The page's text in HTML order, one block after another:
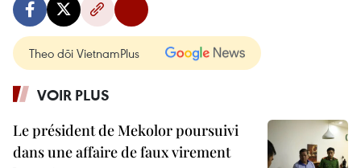
Theo dõi VietnamPlus
VOIR PLUS
Le président de Mekolor poursuivi
dans une affaire de faux virement